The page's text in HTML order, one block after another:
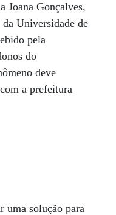
Joana Gonçalves,
Universidade de
pela
do
deve
a prefeitura
uma solução para